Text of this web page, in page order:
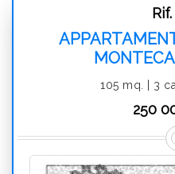
105 mq. | 3
250